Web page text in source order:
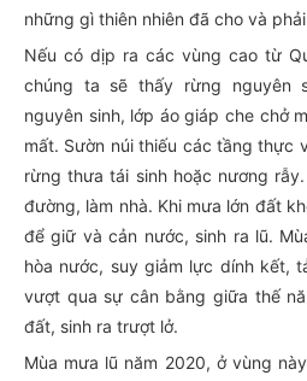
những gì thiên nhiên đã cho và
Nếu có dịp ra các vùng cao từ
chúng ta sẽ thấy rừng nguyên
nguyên sinh, lớp áo giáp che chở
mất. Sườn núi thiếu các tầng thực
rừng thưa tái sinh hoặc nương
đường, làm nhà. Khi mưa lớn đất
để giữ và cản nước, sinh ra lũ.
hòa nước, suy giảm lực dính kết,
vượt qua sự cân bằng giữa thế
đất, sinh ra trượt lở.
Mùa mưa lũ năm 2020, ở vùng